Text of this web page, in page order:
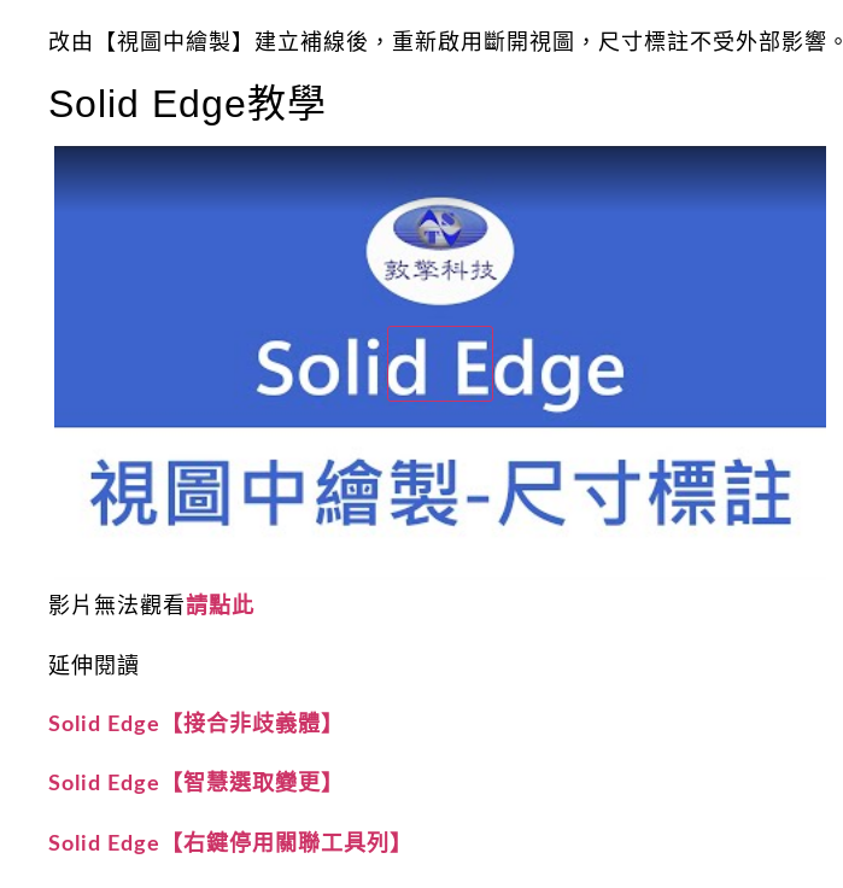
改由【視圖中繪製】建立補線後，重新啟用斷開視圖，尺寸標註不受外部影響。
Solid Edge教學
影片無法觀看請點此
延伸閱讀
Solid Edge【接合非歧義體】
Solid Edge【智慧選取變更】
Solid Edge【右鍵停用關聯工具列】